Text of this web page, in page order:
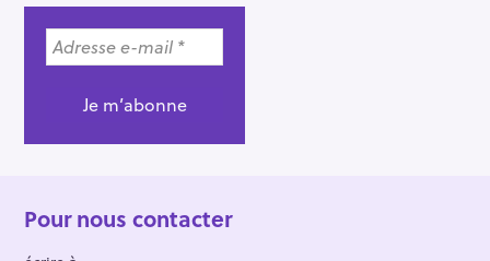
Pour nous contacter